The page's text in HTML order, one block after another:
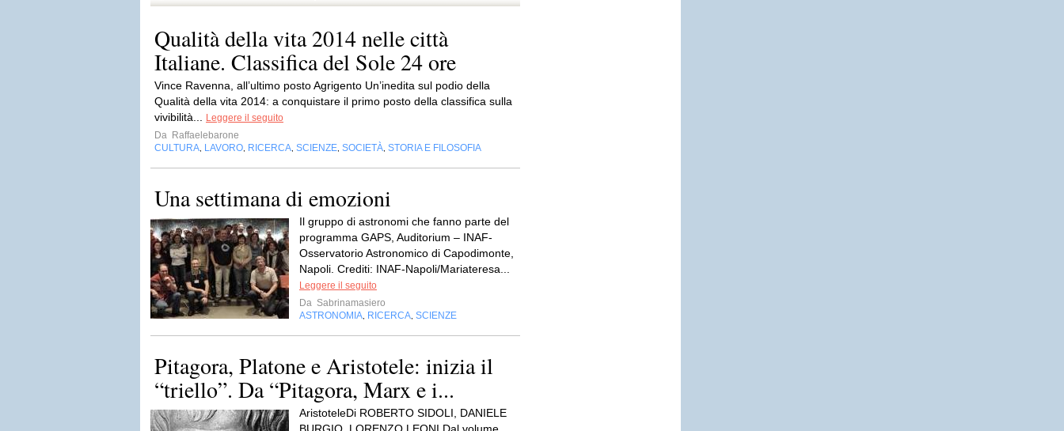
Qualità della vita 2014 nelle città
Italiane. Classifica del Sole 24 ore
Vince Ravenna, all’ultimo posto Agrigento Un’inedita sul podio della
Qualità della vita 2014: a conquistare il primo posto della classifica sulla
vivibilità...
Leggere il seguito
Da Raffaelebarone
CULTURA LAVORO RICERCA SCIENZE SOCIETÀ STORIA E FILOSOFIA
Una settimana di emozioni
Il gruppo di astronomi che fanno parte del
programma GAPS, Auditorium – INAF-
Osservatorio Astronomico di Capodimonte,
Napoli. Crediti: INAF-Napoli/Mariateresa...
Leggere il seguito
Da Sabrinamasiero
ASTRONOMIA RICERCA SCIENZE
Pitagora, Platone e Aristotele: inizia il
“triello”. Da “Pitagora, Marx e i...
AristoteleDi ROBERTO SIDOLI, DANIELE
BURGIO, LORENZO LEONI Dal volume